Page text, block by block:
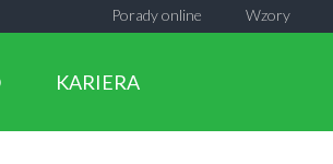
Wzory
Porady online
KARIERA